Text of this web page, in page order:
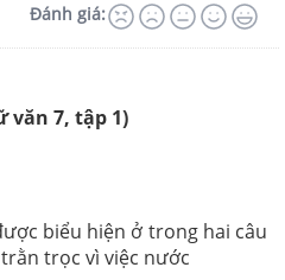
Đánh giá:
văn 7, tập 1)
biểu hiện ở trong hai câu
trọc vì việc nước